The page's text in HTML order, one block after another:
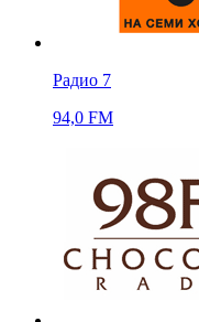
Радио 7
94,0 FM